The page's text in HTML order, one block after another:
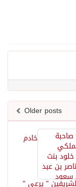
Older posts
خادم
" يرعى "